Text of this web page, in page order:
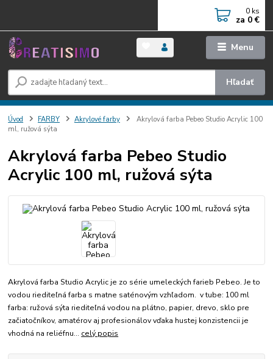
Menu
Hľadať
0 ks
za 0 €
Úvod FARBY Akrylové farby
Akrylová farba Pebeo Studio Acrylic 100
ml, ružová sýta
Akrylová farba Pebeo Studio
Acrylic 100 ml, ružová sýta
Akrylová farba Studio Acrylic je zo série umeleckých farieb Pebeo. Je to
vodou riediteľná farba s matne saténovým vzhľadom. v tube: 100 ml
farba: ružová sýta riediteľná vodou na plátno, papier, drevo, sklo pre
začiatočníkov, amatérov aj profesionálov vďaka hustej konzistencii je
vhodná na reliéfnu... celý popis